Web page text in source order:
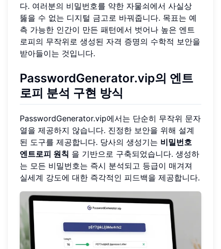
다. 여러분의 비밀번호를 약한 자물쇠에서 사실상
뚫을 수 없는 디지털 금고로 바꿔줍니다. 목표는 예
측 가능한 인간이 만든 패턴에서 벗어나 높은 엔트
로피의 무작위로 생성된 자격 증명의 수학적 보안을
받아들이는 것입니다.
PasswordGenerator.vip의 엔트
로피 분석 구현 방식
PasswordGenerator.vip에서는 단순히 무작위 문자
열을 제공하지 않습니다. 진정한 보안을 위해 설계
된 도구를 제공합니다. 당사의 생성기는 비밀번호
엔트로피 원칙 을 기반으로 구축되었습니다. 생성하
는 모든 비밀번호는 즉시 분석되고 등급이 매겨져
실세계 강도에 대한 즉각적인 피드백을 제공합니다.